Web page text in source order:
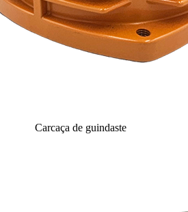
Carcaça de guindaste